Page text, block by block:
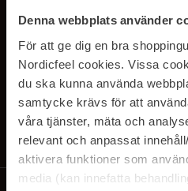
Denna webbplats använder
För att ge dig en bra
Nordicfeel cookies. Vissa
du ska kunna använda
samtycke krävs för att
våra tjänster, mäta och
relevant och anpassat
aktivera funktioner som
media (kan innefatta
PRENUMERERA
NYHETSBREV
E-postadress
Genom att prenumerera accepterar